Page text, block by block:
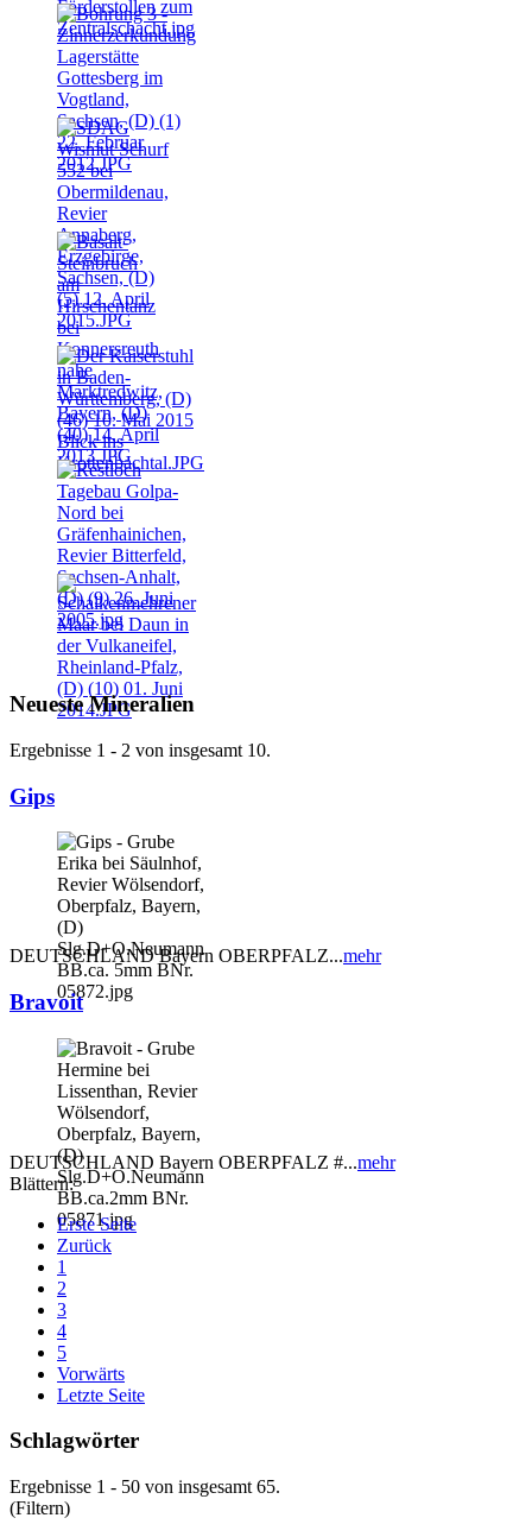
Neueste Mineralien
Ergebnisse 1 - 2 von insgesamt 10.
Gips
DEUTSCHLAND Bayern OBERPFALZ...mehr
Bravoit
DEUTSCHLAND Bayern OBERPFALZ #...mehr
Blättern:
Erste Seite
Zurück
1
2
3
4
5
Vorwärts
Letzte Seite
Schlagwörter
Ergebnisse 1 - 50 von insgesamt 65.
(Filtern)